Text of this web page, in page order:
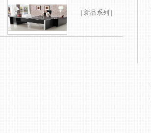
| 新品系列 |